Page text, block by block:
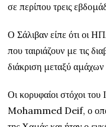
σε περίπου τρεις
Ο Σάλιβαν είπε ότι οι
που ταιριάζουν με τις
διάκριση μεταξύ
Οι κορυφαίοι στόχοι
Mohammed Deif, ο